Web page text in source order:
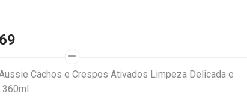
Cachos e Crespos Ativados Limpeza Delicada e
360ml